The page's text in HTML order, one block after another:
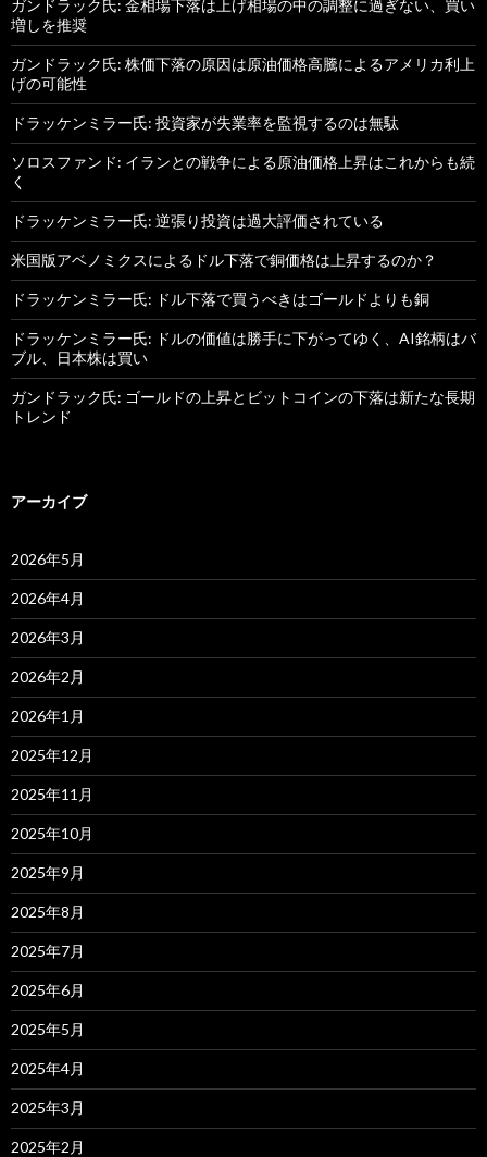
ガンドラック氏: 金相場下落は上げ相場の中の調整に過ぎない、買い
増しを推奨
ガンドラック氏: 株価下落の原因は原油価格高騰によるアメリカ利上
げの可能性
ドラッケンミラー氏: 投資家が失業率を監視するのは無駄
ソロスファンド: イランとの戦争による原油価格上昇はこれからも続
く
ドラッケンミラー氏: 逆張り投資は過大評価されている
米国版アベノミクスによるドル下落で銅価格は上昇するのか？
ドラッケンミラー氏: ドル下落で買うべきはゴールドよりも銅
ドラッケンミラー氏: ドルの価値は勝手に下がってゆく、AI銘柄はバ
ブル、日本株は買い
ガンドラック氏: ゴールドの上昇とビットコインの下落は新たな長期
トレンド
アーカイブ
2026年5月
2026年4月
2026年3月
2026年2月
2026年1月
2025年12月
2025年11月
2025年10月
2025年9月
2025年8月
2025年7月
2025年6月
2025年5月
2025年4月
2025年3月
2025年2月